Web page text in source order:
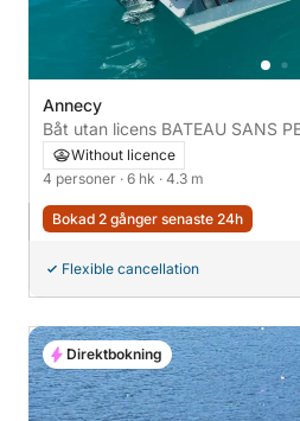
Annecy
Without licence
4 personer · 6 hk · 4.3 m
Bokad 2 gånger senaste 24h
Flexible cancellation
Direktbokning